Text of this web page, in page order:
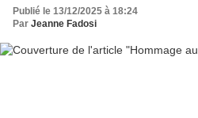
Publié le 13/12/2025 à 18:24
Par Jeanne Fadosi